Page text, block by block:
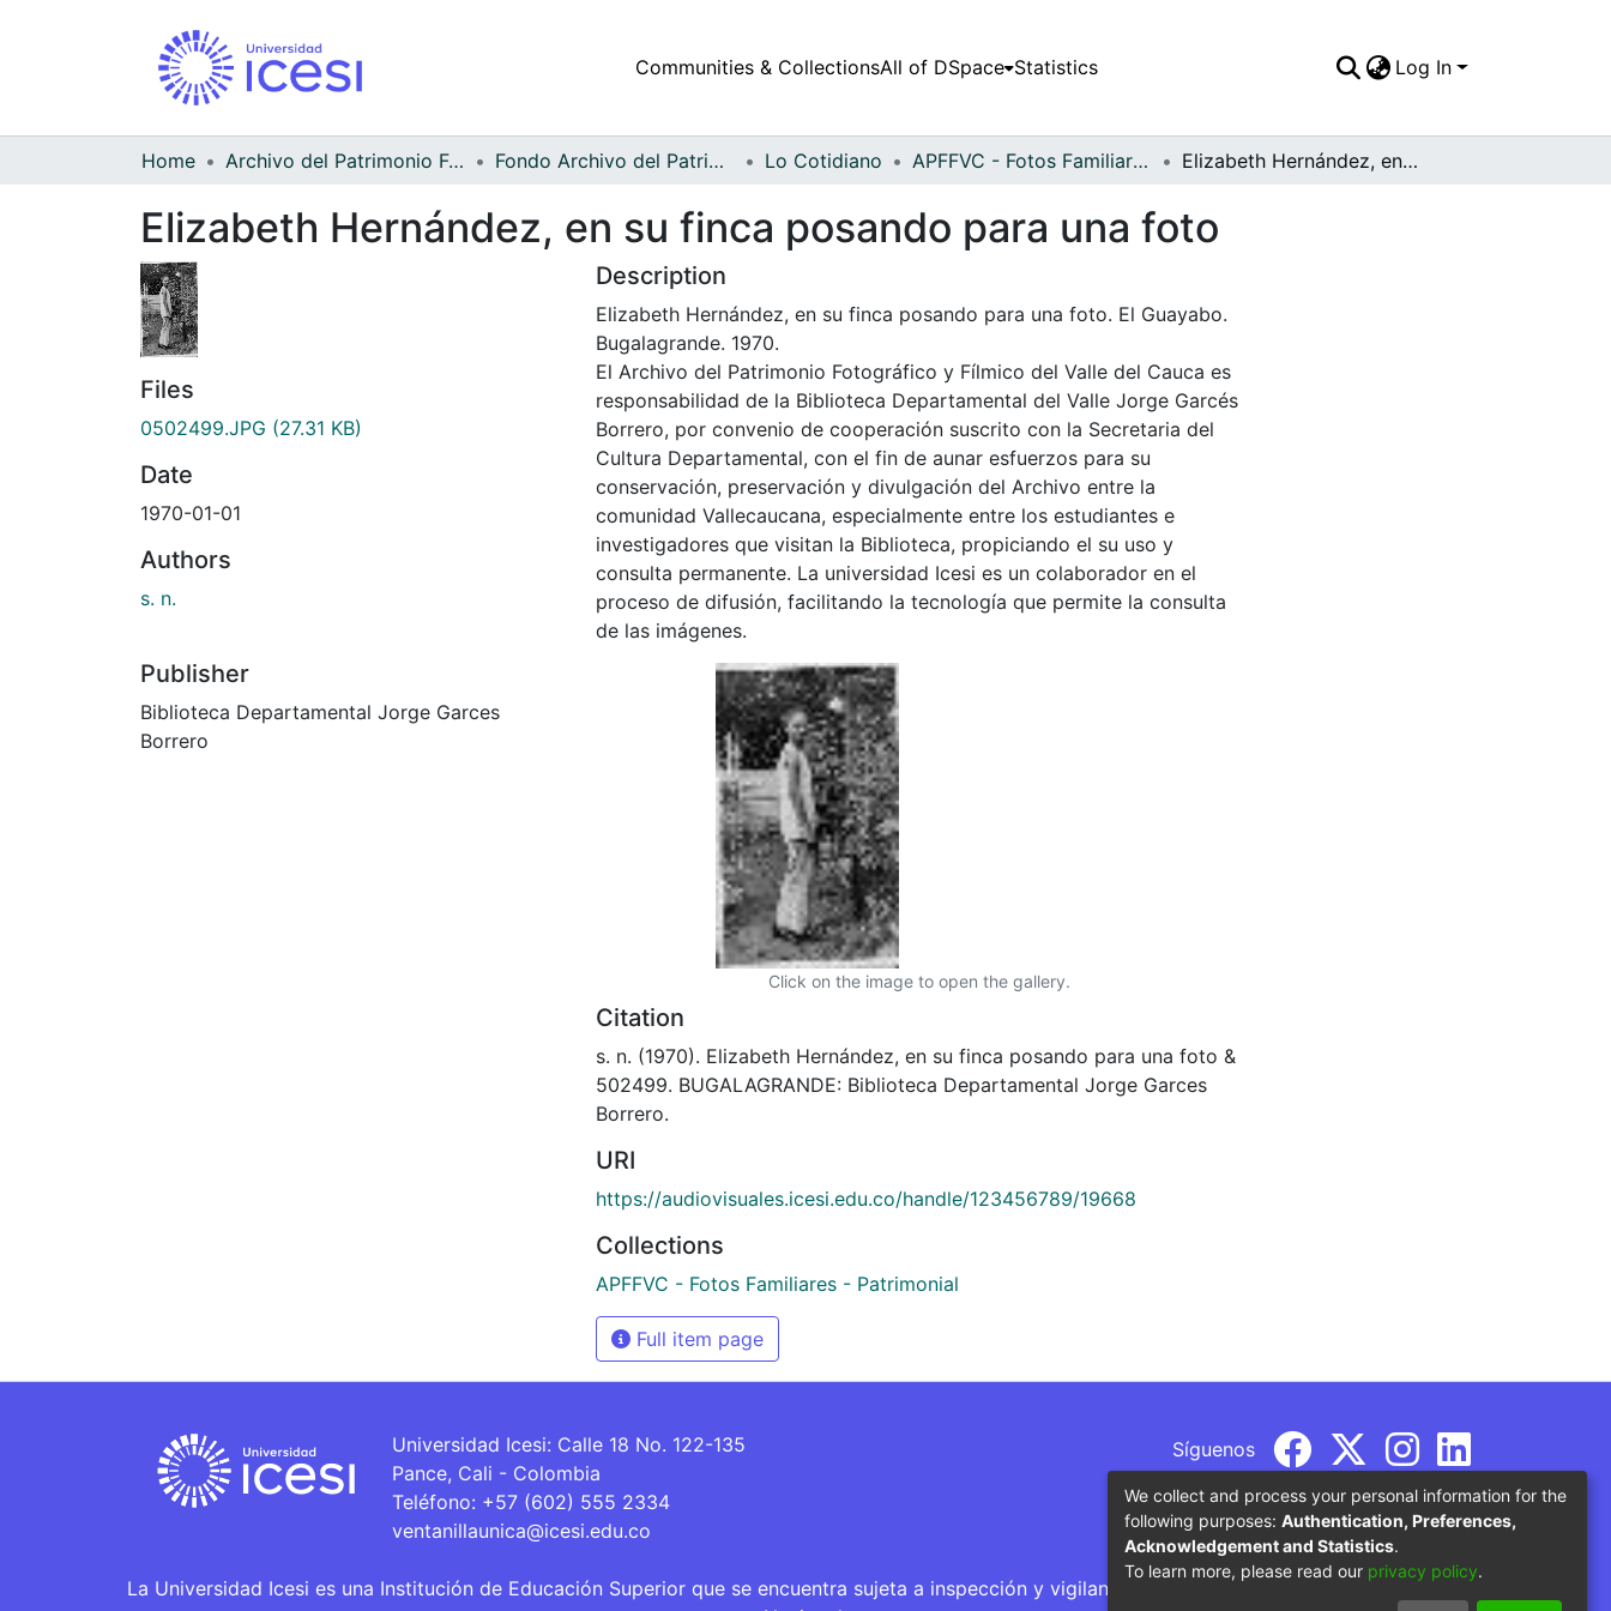
Communities & CollectionsAll of DSpace Statistics Log In
Home Archivo del Patrimonio Fotográfico y Fílmico del Valle del Cauca Fondo Archivo del Patrimonio Fotográfico y Fílmico del Valle del Cauca Lo Cotidiano APFFVC - Fotos Familiares - Patrimonial Elizabeth Hernández, en su finca posando para una foto
Elizabeth Hernández, en su finca posando para una foto
Files
0502499.JPG (27.31 KB)
Date
1970-01-01
Authors
s. n.
Publisher
Biblioteca Departamental Jorge Garces
Borrero
Description
Elizabeth Hernández, en su finca posando para una foto. El Guayabo.
Bugalagrande. 1970.
El Archivo del Patrimonio Fotográfico y Fílmico del Valle del Cauca es
responsabilidad de la Biblioteca Departamental del Valle Jorge Garcés
Borrero, por convenio de cooperación suscrito con la Secretaria del
Cultura Departamental, con el fin de aunar esfuerzos para su
conservación, preservación y divulgación del Archivo entre la
comunidad Vallecaucana, especialmente entre los estudiantes e
investigadores que visitan la Biblioteca, propiciando el su uso y
consulta permanente. La universidad Icesi es un colaborador en el
proceso de difusión, facilitando la tecnología que permite la consulta
de las imágenes.
Click on the image to open the gallery.
Citation
s. n. (1970). Elizabeth Hernández, en su finca posando para una foto &
502499. BUGALAGRANDE: Biblioteca Departamental Jorge Garces
Borrero.
URI
https://audiovisuales.icesi.edu.co/handle/123456789/19668
Collections
APFFVC - Fotos Familiares - Patrimonial
Full item page
Universidad Icesi: Calle 18 No. 122-135
Pance, Cali - Colombia
Teléfono: +57 (602) 555 2334
ventanillaunica@icesi.edu.co
Síguenos
La Universidad Icesi es una Institución de Educación Superior que se encuentra sujeta a inspección y vigilancia por parte del Ministerio de Educación
We collect and process your personal information for the
following purposes: Authentication, Preferences,
Acknowledgement and Statistics.
To learn more, please read our privacy policy.